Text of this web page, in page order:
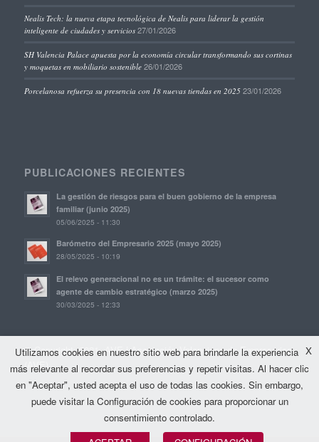
Nealis Tech: la nueva etapa tecnológica de Nealis para liderar la gestión
inteligente de ciudades y servicios 27/01/2026
SH Valencia Palace apuesta por la economía circular transformando sus cortinas
y moquetas en mobiliario sostenible 26/01/2026
Porcelanosa refuerza su presencia con 18 nuevas tiendas en 2025 23/01/2026
PUBLICACIONES RECIENTES
La gestión de riesgos para el buen gobierno de la empresa
familiar (junio 2025)
05/06/2025 - 11:30
Barómetro del Empresario 2025 (mayo 2025)
28/05/2025 - 10:19
El relevo generacional no es un trámite: el sucesor como
agente de cambio estratégico (marzo 2025)
30/03/2025 - 12:33
© Copyright, 2021. AVE | Asociación Valenciana de Empresarios
(AVE)
X
Utilizamos cookies en nuestro sitio web para brindarle la experiencia
más relevante al recordar sus preferencias y repetir visitas. Al hacer clic
en "Aceptar", usted acepta el uso de todas las cookies. Sin embargo,
puede visitar la Configuración de cookies para proporcionar un
consentimiento controlado.